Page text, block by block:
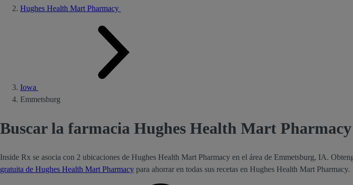
Hughes Health Mart Pharmacy
Iowa
Emmetsburg
Buscar la farmacia Hughes Health Mart
Inside Rx se asocia con 2 ubicaciones de Hughes Health Mart Pharmacy en el área de Emmetsburg, IA.
gratuita de Hughes Health Mart Pharmacy para ahorrar en todas sus recetas en Hughes Health Mart Pharmacy.